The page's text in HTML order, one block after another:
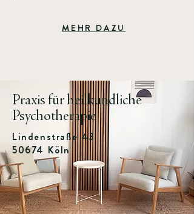
MEHR DAZU
Praxis für heilkundliche
Psychotherapie
Lindenstraße 43
50674 Köln